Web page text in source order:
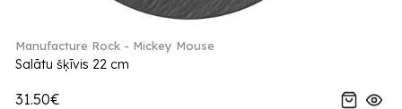
Manufacture Rock - Mickey Mouse
Salātu šķīvis 22 cm
31.50€